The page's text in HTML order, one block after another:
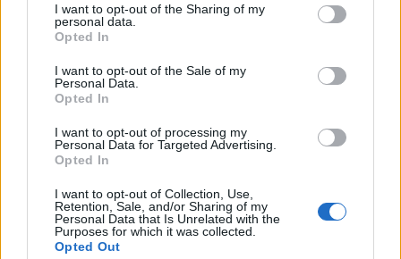
not limited to your visit or usage behaviour. You may click to
grant or deny consent to Google and its third-party tags to
use your data for below specified purposes in below Google
consent section.
I want to opt-out of the Sharing of my
personal data.
Opted In
I want to opt-out of the Sale of my
Personal Data.
Opted In
I want to opt-out of processing my
Personal Data for Targeted Advertising.
Opted In
I want to opt-out of Collection, Use,
Retention, Sale, and/or Sharing of my
Personal Data that Is Unrelated with the
Purposes for which it was collected.
Opted Out